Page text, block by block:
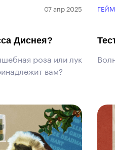
07 апр 2025
Диснея?
роза или лук
вам?